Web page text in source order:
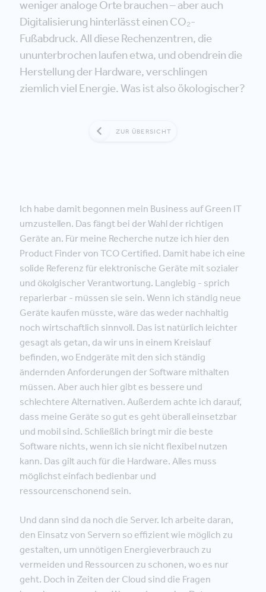
weniger analoge Orte brauchen – aber auch
Digitalisierung hinterlässt einen CO₂-
Fußabdruck. All diese Rechenzentren, die
ununterbrochen laufen etwa, und obendrein die
Herstellung der Hardware, verschlingen
ziemlich viel Energie. Was ist also ökologischer?
ZUR ÜBERSICHT
Ich habe damit begonnen mein Business auf Green IT
umzustellen. Das fängt bei der Wahl der richtigen
Geräte an. Für meine Recherche nutze ich hier den
Product Finder von TCO Certified. Damit habe ich eine
solide Referenz für elektronische Geräte mit sozialer
und ökolgischer Verantwortung. Langlebig - sprich
reparierbar - müssen sie sein. Wenn ich ständig neue
Geräte kaufen müsste, wäre das weder nachhaltig
noch wirtschaftlich sinnvoll. Das ist natürlich leichter
gesagt als getan, da wir uns in einem Kreislauf
befinden, wo Endgeräte mit den sich ständig
ändernden Anforderungen der Software mithalten
müssen. Aber auch hier gibt es bessere und
schlechtere Alternativen. Außerdem achte ich darauf,
dass meine Geräte so gut es geht überall einsetzbar
und mobil sind. Schließlich bringt mir die beste
Software nichts, wenn ich sie nicht flexibel nutzen
kann. Das gilt auch für die Hardware. Alles muss
möglichst einfach bedienbar und
ressourcenschonend sein.
Und dann sind da noch die Server. Ich arbeite daran,
den Einsatz von Servern so effizient wie möglich zu
gestalten, um unnötigen Energieverbrauch zu
vermeiden und Ressourcen zu schonen, wo es nur
geht. Doch in Zeiten der Cloud sind die Fragen